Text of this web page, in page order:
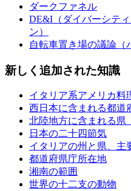
ダークファネル
DE&I（ダイバーシテ
ン）
自転車置き場の議論（
新しく追加された知識
イタリア系アメリカ料
西日本に含まれる都道
北陸地方に含まれる県
日本の二十四節気
イタリアの州と県、主
都道府県庁所在地
湘南の範囲
世界の十二支の動物